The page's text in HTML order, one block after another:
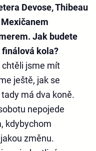
Devose, Thibeau
Jak budete
kola?
chtěli jsme mít
ještě, jak se
má dva koně.
nepojede
kdybychom
změnu.